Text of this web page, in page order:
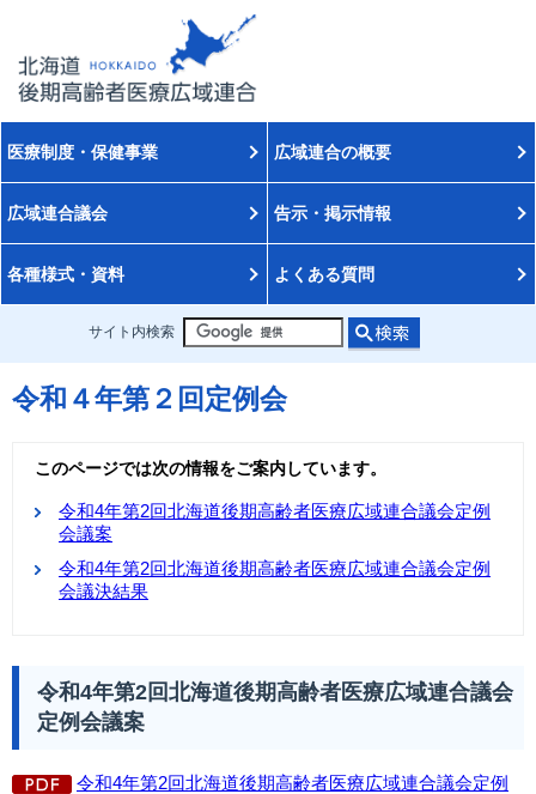
医療制度・保健事業 広域連合の概要
広域連合議会 告示・掲示情報
各種様式・資料 よくある質問
サイト内検索
令和４年第２回定例会
このページでは次の情報をご案内しています。
令和4年第2回北海道後期高齢者医療広域連合議会定例
会議案
令和4年第2回北海道後期高齢者医療広域連合議会定例
会議決結果
令和4年第2回北海道後期高齢者医療広域連合議会
定例会議案
令和4年第2回北海道後期高齢者医療広域連合議会定例